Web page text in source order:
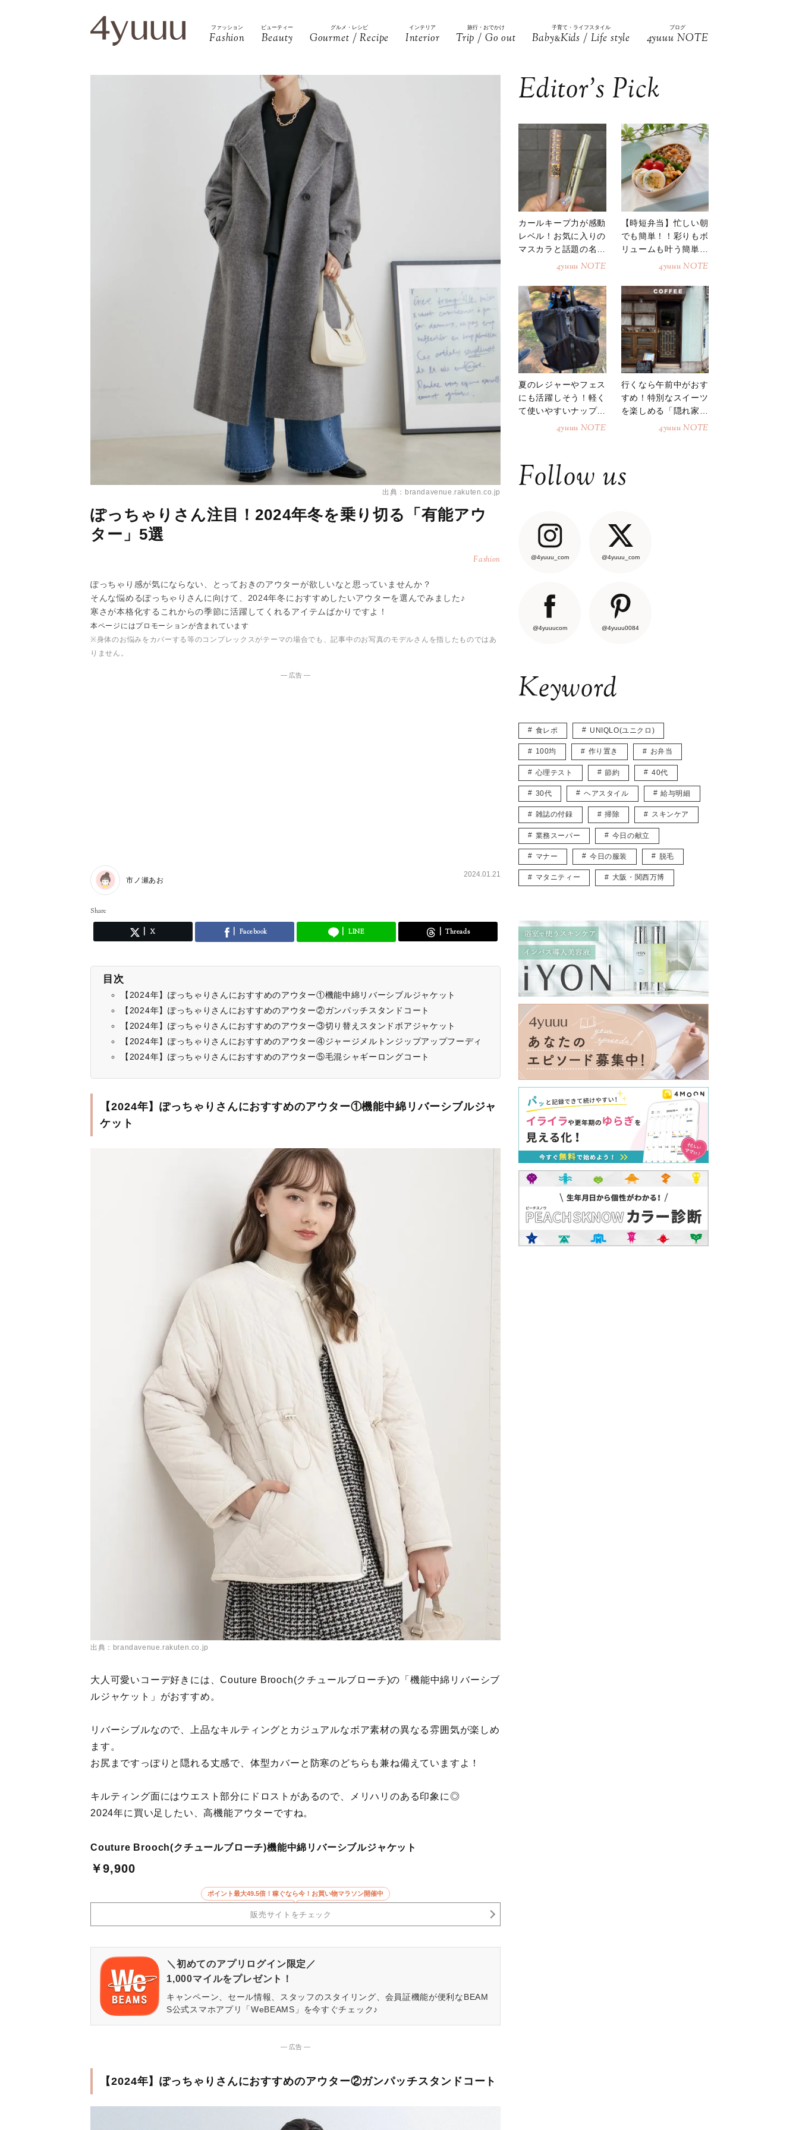
ファッション
Fashion
ビューティー
Beauty
グルメ・レシピ
Gourmet / Recipe
インテリア
Interior
旅行・おでかけ
Trip / Go out
子育て・ライフスタイル
Baby&Kids / Life style
ブログ
4yuuu NOTE
出典：brandavenue.rakuten.co.jp
ぽっちゃりさん注目！2024年冬を乗り切る「有能アウ
ター」5選
Fashion
ぽっちゃり感が気にならない、とっておきのアウターが欲しいなと思っていませんか？
そんな悩めるぽっちゃりさんに向けて、2024年冬におすすめしたいアウターを選んでみました♪
寒さが本格化するこれからの季節に活躍してくれるアイテムばかりですよ！
本ページにはプロモーションが含まれています
※身体のお悩みをカバーする等のコンプレックスがテーマの場合でも、記事中のお写真のモデルさんを指したものではあ
りません。
― 広告 ―
市ノ瀬あお
2024.01.21
Share
X Facebook LINE Threads
目次
【2024年】ぽっちゃりさんにおすすめのアウター①機能中綿リバーシブルジャケット
【2024年】ぽっちゃりさんにおすすめのアウター②ガンパッチスタンドコート
【2024年】ぽっちゃりさんにおすすめのアウター③切り替えスタンドボアジャケット
【2024年】ぽっちゃりさんにおすすめのアウター④ジャージメルトンジップアップフーディ
【2024年】ぽっちゃりさんにおすすめのアウター⑤毛混シャギーロングコート
【2024年】ぽっちゃりさんにおすすめのアウター①機能中綿リバーシブルジャ
ケット
出典：brandavenue.rakuten.co.jp
大人可愛いコーデ好きには、Couture Brooch(クチュールブローチ)の「機能中綿リバーシブ
ルジャケット」がおすすめ。
リバーシブルなので、上品なキルティングとカジュアルなボア素材の異なる雰囲気が楽しめ
ます。
お尻まですっぽりと隠れる丈感で、体型カバーと防寒のどちらも兼ね備えていますよ！
キルティング面にはウエスト部分にドロストがあるので、メリハリのある印象に◎
2024年に買い足したい、高機能アウターですね。
Couture Brooch(クチュールブローチ)機能中綿リバーシブルジャケット
￥9,900
ポイント最大49.5倍！稼ぐなら今！お買い物マラソン開催中
販売サイトをチェック
＼初めてのアプリログイン限定／
1,000マイルをプレゼント！
キャンペーン、セール情報、スタッフのスタイリング、会員証機能が便利なBEAM
S公式スマホアプリ「WeBEAMS」を今すぐチェック♪
― 広告 ―
【2024年】ぽっちゃりさんにおすすめのアウター②ガンパッチスタンドコート
Editor’s Pick
カールキープ力が感動
レベル！お気に入りの
マスカラと話題の名品
4yuuu NOTE
【時短弁当】忙しい朝
でも簡単！！彩りもボ
リュームも叶う簡単そ
4yuuu NOTE
夏のレジャーやフェス
にも活躍しそう！軽く
て使いやすいナップサ
4yuuu NOTE
行くなら午前中がおす
すめ！特別なスイーツ
を楽しめる「隠れ家カ
4yuuu NOTE
Follow us
@4yuuu_com @4yuuu_com
@4yuuucom @4yuuu0084
Keyword
食レポ UNIQLO(ユニクロ)
100均 作り置き お弁当
心理テスト 節約 40代
30代 ヘアスタイル 給与明細
雑誌の付録 掃除 スキンケア
業務スーパー 今日の献立
マナー 今日の服装 脱毛
マタニティー 大阪・関西万博